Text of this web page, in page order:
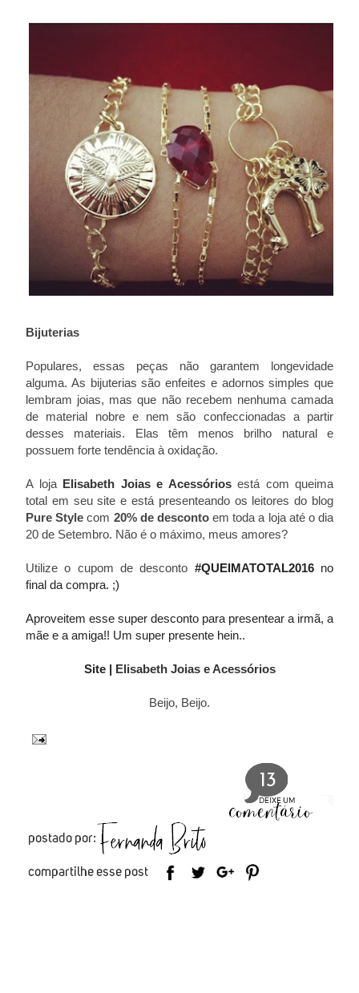
Bijuterias
Populares, essas peças não garantem longevidade
alguma. As bijuterias são enfeites e adornos simples que
lembram joias, mas que não recebem nenhuma camada
de material nobre e nem são confeccionadas a partir
desses materiais. Elas têm menos brilho natural e
possuem forte tendência à oxidação.
A loja Elisabeth Joias e Acessóriosestá com queima
total em seu site e está presenteando os leitores do blog
Pure Style com 20% de descontoem toda a loja até o dia
20 de Setembro. Não é o máximo, meus amores?
Utilize o cupom de desconto #QUEIMATOTAL2016no
final da compra. ;)
Aproveitem esse super desconto para presentear a irmã, a
mãe e a amiga!! Um super presente hein..
Site | Elisabeth Joias e Acessórios
Beijo, Beijo.
13